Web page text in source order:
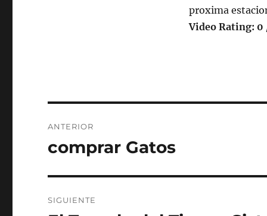
proxima
Video Rating: 0
de
ANTERIOR
Entrada
comprar Gatos
SIGUIENTE